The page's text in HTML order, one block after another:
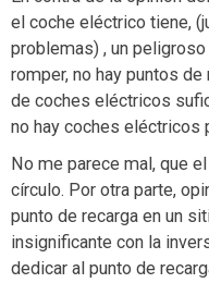
el coche eléctrico tiene,
problemas) , un
romper, no hay puntos
de coches eléctricos
no hay coches eléctricos
No me parece mal, que
círculo. Por otra parte,
punto de recarga en un
insignificante con la
dedicar al punto de